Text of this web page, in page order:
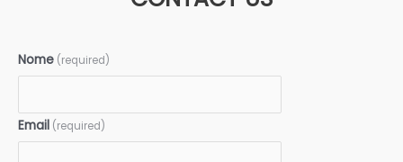
Nome (required)
Email (required)